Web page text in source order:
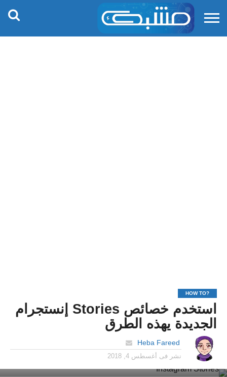
?HOW TO
استخدم خصائص Stories إنستجرام
الجديدة يهذه الطرق
Heba Fareed
نشر فى أغسطس 4, 2018